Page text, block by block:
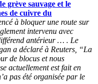
grève sauvage et le
de cuivre du
à bloquer une route sur
intervenu avec
antérieur … . Le
a déclaré à Reuters, “La
de blocus et nous
actuellement est fait en
pas été organisée par le